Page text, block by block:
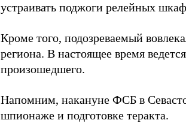
устраивать поджоги релейных
Кроме того, подозреваемый
региона. В настоящее время
произошедшего.
Напомним, накануне ФСБ в
шпионаже и подготовке теракта.